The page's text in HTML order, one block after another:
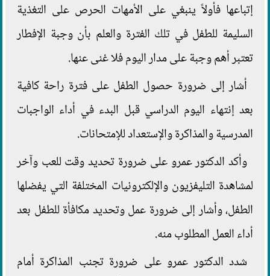
إتباعها فأولاً ينبغي على الأمهات الحرص على التغذية
السليمة للطفل في تلك الفترة والعلم بأن وجبة الإفطار
تعتبر أهم وجبة على مدار اليوم فلا غنى عنها.
أشار إلى ضرورة حصول الطفل على فترة راحة كافية
بعد إنتهاء اليوم الدراسي قبل البدء في أداء الواجبات
المدرسية والمذاكرة والإستعداد للإمتحانات.
وأكد الدكتور عمرو على ضرورة تحديد وقت للعب وآخر
لمشاهدة التليفزيون والإلكترونيات المختلفة التي يفضلها
الطفل، وأشار إلى ضرورة عمل وتحديد مكافأة للطفل بعد
أداء العمل المطلوب منه.
شدد الدكتور عمرو على ضرورة تجنب المذاكرة أمام